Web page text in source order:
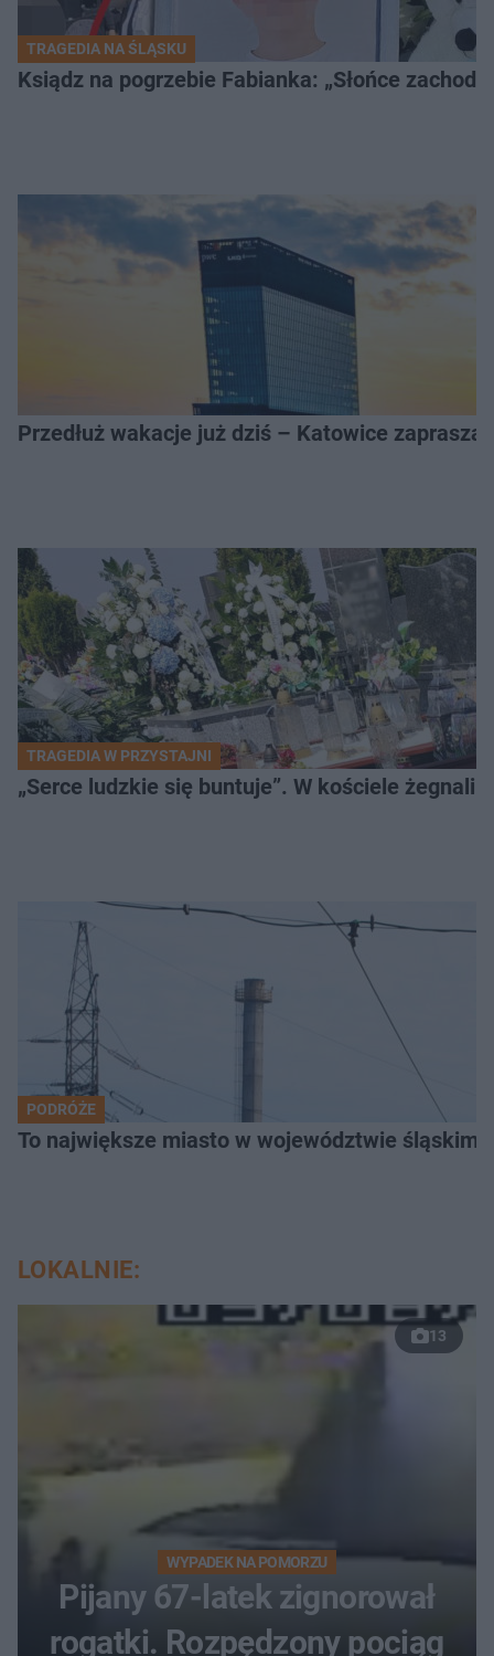
TRAGEDIA NA ŚLĄSKU
Ksiądz na pogrzebie Fabianka: „Słońce
Przedłuż wakacje już dziś – Katowice
TRAGEDIA W PRZYSTAJNI
„Serce ludzkie się buntuje”. W kościele żegnali
PODRÓŻE
To największe miasto w województwie
LOKALNIE:
13
WYPADEK NA POMORZU
Pijany 67-latek zignorował
rogatki. Rozpędzony pociąg